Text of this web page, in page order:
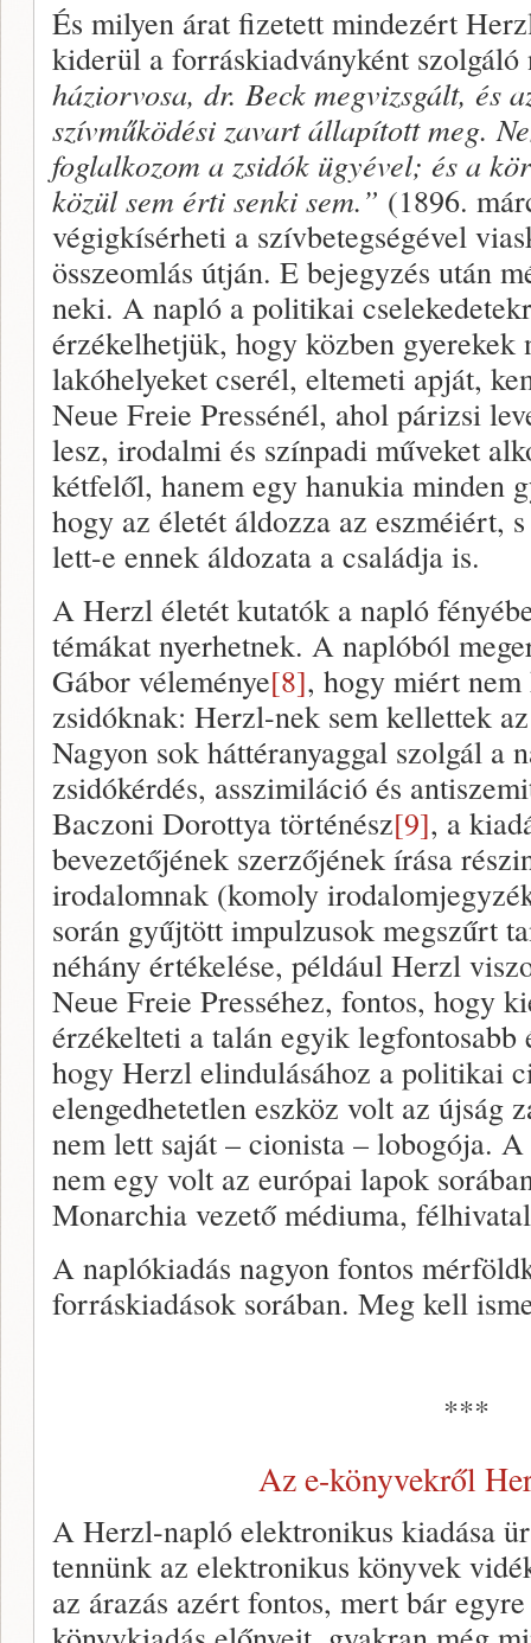
És milyen árat fizetett mindezért
kiderül a forráskiadványként
háziorvosa, dr. Beck megvizsgált, és
szívműködési zavart állapított meg.
foglalkozom a zsidók ügyével; és a
közül sem érti senki sem.” (1896.
végigkísérheti a szívbetegségével
összeomlás útján. E bejegyzés után
neki. A napló a politikai
érzékelhetjük, hogy közben
lakóhelyeket cserél, eltemeti apját,
Neue Freie Pressénél, ahol párizsi
lesz, irodalmi és színpadi műveket
kétfelől, hanem egy hanukia minden
hogy az életét áldozza az eszméiért,
lett-e ennek áldozata a családja is.
A Herzl életét kutatók a napló
témákat nyerhetnek. A naplóból
Gábor véleménye[8], hogy miért
zsidóknak: Herzl-nek sem kellettek
Nagyon sok háttéranyaggal szolgál a
zsidókérdés, asszimiláció és
Baczoni Dorottya történész[9], a
bevezetőjének szerzőjének írása
irodalomnak (komoly
során gyűjtött impulzusok megszűrt
néhány értékelése, például Herzl
Neue Freie Presséhez, fontos, hogy
érzékelteti a talán egyik legfontosabb
hogy Herzl elindulásához a politikai
elengedhetetlen eszköz volt az újság
nem lett saját – cionista – lobogója.
nem egy volt az európai lapok
Monarchia vezető médiuma,
A naplókiadás nagyon fontos
forráskiadások sorában. Meg kell
***
Az e-könyvekről
A Herzl-napló elektronikus kiadása
tennünk az elektronikus könyvek
az árazás azért fontos, mert bár